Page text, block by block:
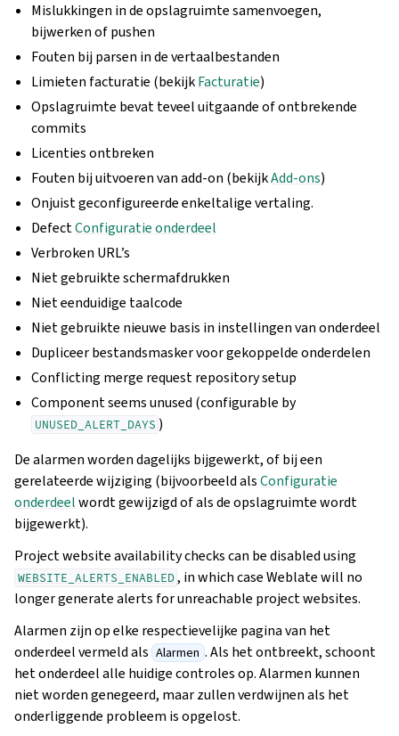
Mislukkingen in de opslagruimte samenvoegen,
bijwerken of pushen
Fouten bij parsen in de vertaalbestanden
Limieten facturatie (bekijkFacturatie)
Opslagruimte bevat teveel uitgaande of ontbrekende
commits
Licenties ontbreken
Fouten bij uitvoeren van add-on (bekijkAdd-ons)
Onjuist geconfigureerde enkeltalige vertaling.
DefectConfiguratie onderdeel
Verbroken URL’s
Niet gebruikte schermafdrukken
Niet eenduidige taalcode
Niet gebruikte nieuwe basis in instellingen van onderdeel
Dupliceer bestandsmasker voor gekoppelde onderdelen
Conflicting merge request repository setup
Component seems unused (configurable by
UNUSED_ALERT_DAYS )
De alarmen worden dagelijks bijgewerkt, of bij een
gerelateerde wijziging (bijvoorbeeld alsConfiguratie
onderdeelwordt gewijzigd of als de opslagruimte wordt
bijgewerkt).
Project website availability checks can be disabled using
WEBSITE_ALERTS_ENABLED , in which case Weblate will no
longer generate alerts for unreachable project websites.
Alarmen zijn op elke respectievelijke pagina van het
onderdeel vermeld als Alarmen . Als het ontbreekt, schoont
het onderdeel alle huidige controles op. Alarmen kunnen
niet worden genegeerd, maar zullen verdwijnen als het
onderliggende probleem is opgelost.